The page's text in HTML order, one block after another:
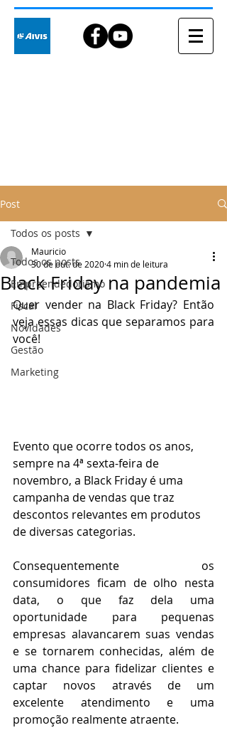
Post
Todos os posts
Empreendedorismo
Fiscal
Novidades
Gestão
Marketing
Todos os posts
Black Friday na pandemia
Mauricio
30 de out. de 20204 min de leitura
Quer vender na Black Friday? Então
veja essas dicas que separamos para
você!
Evento que ocorre todos os anos,
sempre na 4ª sexta-feira de
novembro, a Black Friday é uma
campanha de vendas que traz
descontos relevantes em produtos
de diversas categorias.
Consequentemente os
consumidores ficam de olho nesta
data, o que faz dela uma
oportunidade para pequenas
empresas alavancarem suas vendas
e se tornarem conhecidas, além de
uma chance para fidelizar clientes e
captar novos através de um
excelente atendimento e uma
promoção realmente atraente.